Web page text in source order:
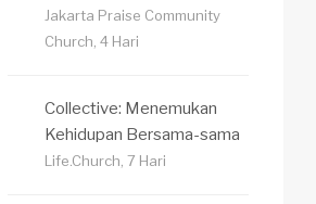
Jakarta Praise Community
Church, 4 Hari
Collective: Menemukan
Kehidupan Bersama-sama
Life.Church, 7 Hari